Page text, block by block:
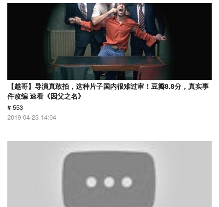
【越哥】导演真敢拍，这种片子国内很难过审！豆瓣8.8分，真实事
件改编 速看《因父之名》
# 553
2019-04-23 14:04